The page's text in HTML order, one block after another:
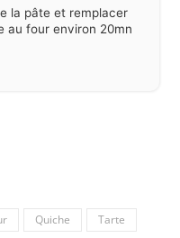
la pâte et remplacer
au four environ 20mn
Quiche Tarte